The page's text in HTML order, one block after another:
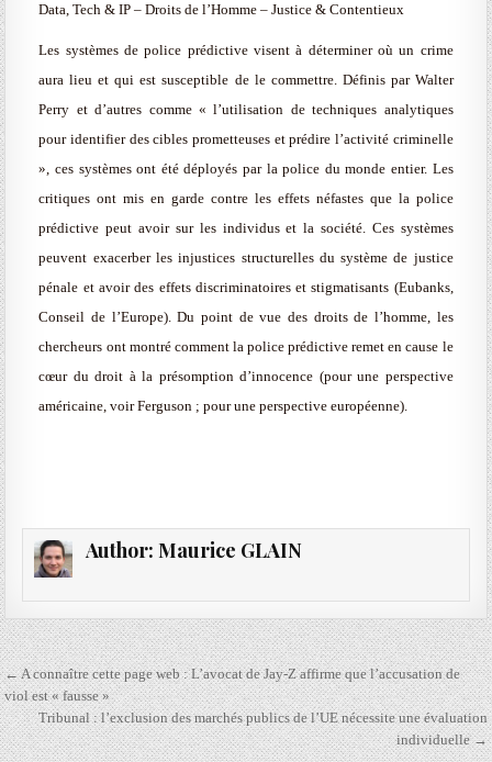
Data, Tech & IP – Droits de l’Homme – Justice & Contentieux
Les systèmes de police prédictive visent à déterminer où un crime
aura lieu et qui est susceptible de le commettre. Définis par Walter
Perry et d’autres comme « l’utilisation de techniques analytiques
pour identifier des cibles prometteuses et prédire l’activité criminelle
», ces systèmes ont été déployés par la police du monde entier. Les
critiques ont mis en garde contre les effets néfastes que la police
prédictive peut avoir sur les individus et la société. Ces systèmes
peuvent exacerber les injustices structurelles du système de justice
pénale et avoir des effets discriminatoires et stigmatisants (Eubanks,
Conseil de l’Europe). Du point de vue des droits de l’homme, les
chercheurs ont montré comment la police prédictive remet en cause le
cœur du droit à la présomption d’innocence (pour une perspective
américaine, voir Ferguson ; pour une perspective européenne).
Author: Maurice GLAIN
Navigation
de
l’article
← A connaître cette page web : L’avocat de Jay-Z affirme que l’accusation de
viol est « fausse »
Tribunal : l’exclusion des marchés publics de l’UE nécessite une évaluation
individuelle →